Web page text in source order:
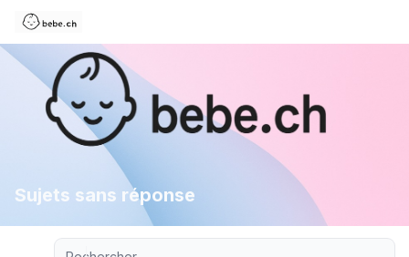
Sujets sans réponse
Recherche avancée